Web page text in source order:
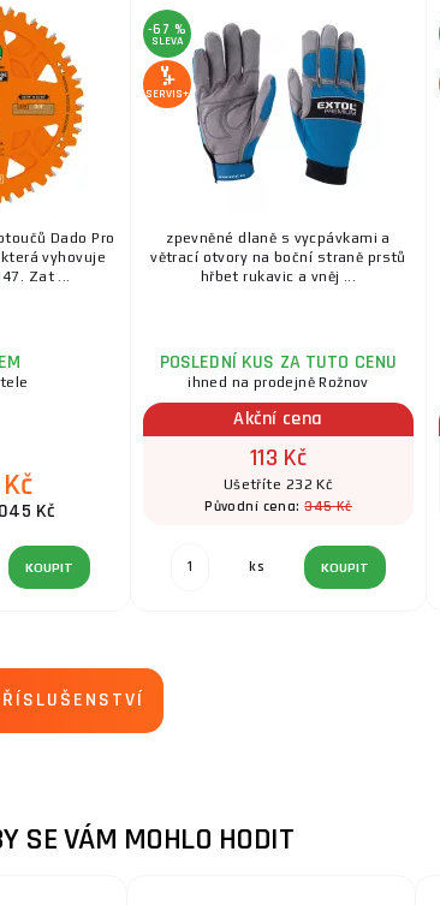
Dado Pro
vyhovuje
Zat ...
Kč
KOUPIT
-67 %
SLEVA
SERVIS+
zpevněné dlaně s vycpávkami a
větrací otvory na boční straně prstů
hřbet rukavic a vněj ...
POSLEDNÍ KUS ZA TUTO CENU
ihned na prodejně Rožnov
Akční cena
113 Kč
Ušetříte 232 Kč
Původní cena:345 Kč
ks KOUPIT
SE VÁM MOHLO HODIT